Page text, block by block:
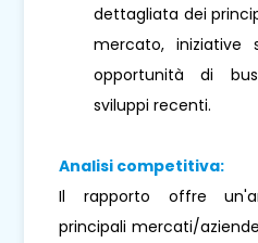
dettagliata dei
mercato, iniziative
opportunità di
sviluppi recenti.
Analisi competitiva:
Il rapporto offre
principali mercati/